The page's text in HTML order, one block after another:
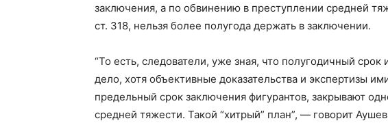
заключения, а по обвинению в преступлении средней
ст. 318, нельзя более полугода держать в заключении.
“То есть, следователи, уже зная, что полугодичный
дело, хотя объективные доказательства и экспертизы
предельный срок заключения фигурантов, закрывают
средней тяжести. Такой “хитрый” план”, — говорит